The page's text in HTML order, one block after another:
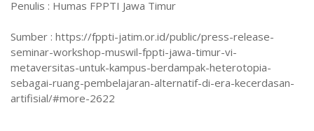
Penulis : Humas FPPTI Jawa Timur
Sumber : https://fppti-jatim.or.id/public/press-release-
seminar-workshop-muswil-fppti-jawa-timur-vi-
metaversitas-untuk-kampus-berdampak-heterotopia-
sebagai-ruang-pembelajaran-alternatif-di-era-kecerdasan-
artifisial/#more-2622